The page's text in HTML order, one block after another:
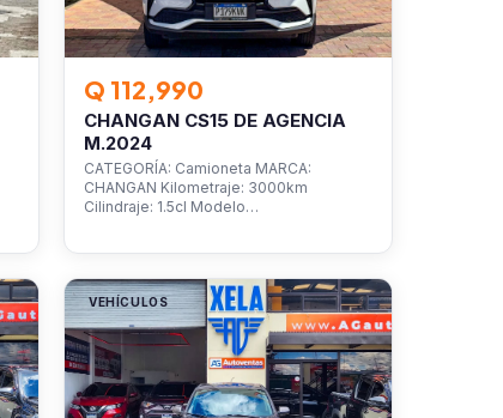
Q 112,990
CHANGAN CS15 DE AGENCIA
M.2024
CATEGORÍA: Camioneta MARCA:
CHANGAN Kilometraje: 3000km
Cilindraje: 1.5cl Modelo…
VEHÍCULOS